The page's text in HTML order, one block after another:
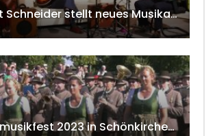
Norbert Schneider stellt neues Musikalbum vor 2020 w4tv168
Bezirksmusikfest 2023 in Schönkirchen-Reyersdorf